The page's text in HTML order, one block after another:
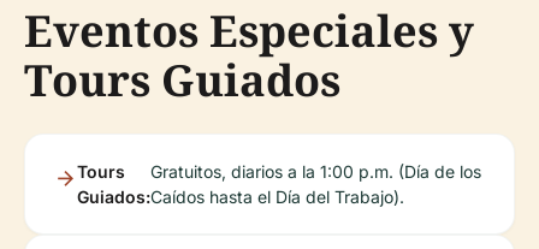
Eventos Especiales y
Tours Guiados
Tours
Guiados:
Gratuitos, diarios a la 1:00 p.m. (Día de los
Caídos hasta el Día del Trabajo).